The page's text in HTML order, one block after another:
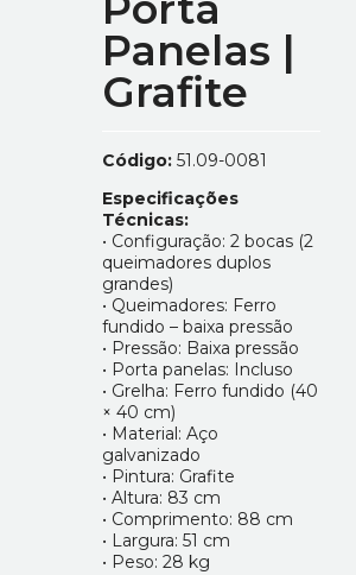
Panelas |
Grafite
Código: 51.09-0081
Especificações
Técnicas:
• Configuração: 2 bocas (2
queimadores duplos
grandes)
• Queimadores: Ferro
fundido – baixa pressão
• Pressão: Baixa pressão
• Porta panelas: Incluso
• Grelha: Ferro fundido (40
× 40 cm)
• Material: Aço
galvanizado
• Pintura: Grafite
• Altura: 83 cm
• Comprimento: 88 cm
• Largura: 51 cm
• Peso: 28 kg